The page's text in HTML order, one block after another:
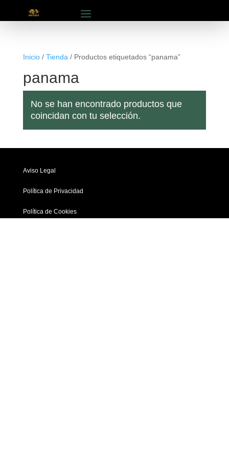
Inicio/ Tienda / Productos etiquetados “panama”
panama
No se han encontrado productos que
coincidan con tu selección.
Aviso Legal
Política de Privacidad
Política de Cookies